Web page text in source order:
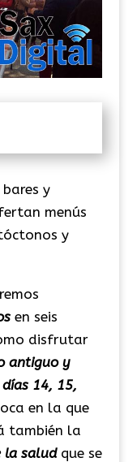
y
menús
y
en seis
disfrutar
antiguo y
14, 15,
en la que
también la
la salud que se